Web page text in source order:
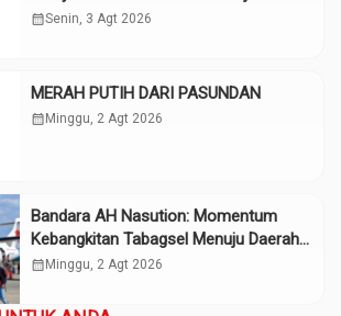
calendar_monthSenin, 3 Agt 2026
MERAH PUTIH DARI PASUNDAN
calendar_monthMinggu, 2 Agt 2026
Bandara AH Nasution: Momentum
Kebangkitan Tabagsel Menuju Daerah
Maju
calendar_monthMinggu, 2 Agt 2026